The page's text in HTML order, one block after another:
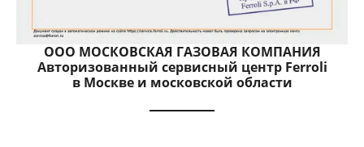
ООО МОСКОВСКАЯ ГАЗОВАЯ КОМПАНИЯ
Авторизованный сервисный центр Ferroli
в Москве и московской области